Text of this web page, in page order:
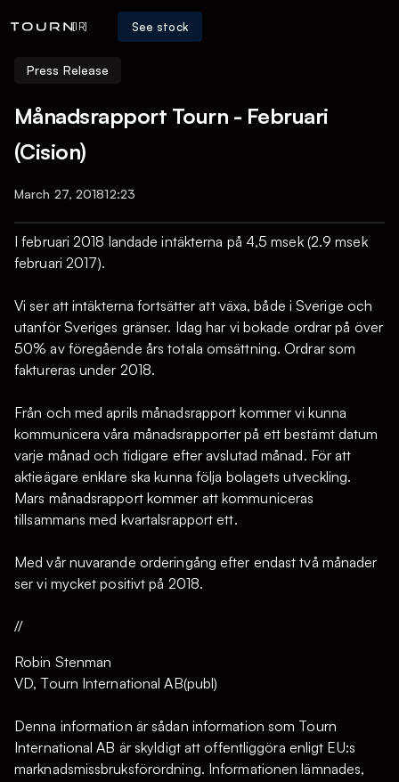
[IR] See stock
Press Release
Månadsrapport Tourn - Februari
(Cision)
March 27, 201812:23
I februari 2018 landade intäkterna på 4,5 msek (2.9 msek
februari 2017).
Vi ser att intäkterna fortsätter att växa, både i Sverige och
utanför Sveriges gränser. Idag har vi bokade ordrar på över
50% av föregående års totala omsättning. Ordrar som
faktureras under 2018.
Från och med aprils månadsrapport kommer vi kunna
kommunicera våra månadsrapporter på ett bestämt datum
varje månad och tidigare efter avslutad månad. För att
aktieägare enklare ska kunna följa bolagets utveckling.
Mars månadsrapport kommer att kommuniceras
tillsammans med kvartalsrapport ett.
Med vår nuvarande orderingång efter endast två månader
ser vi mycket positivt på 2018.
//
Robin Stenman
VD, Tourn International AB(publ)
Denna information är sådan information som Tourn
International AB är skyldigt att offentliggöra enligt EU:s
marknadsmissbruksförordning. Informationen lämnades,